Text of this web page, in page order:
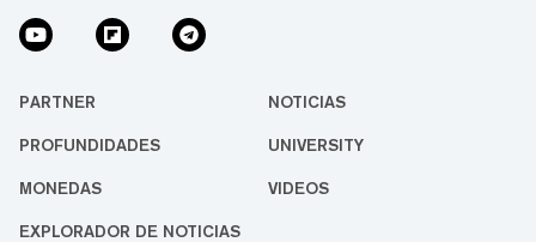
PARTNER NOTICIAS
PROFUNDIDADES UNIVERSITY
MONEDAS VIDEOS
EXPLORADOR DE NOTICIAS